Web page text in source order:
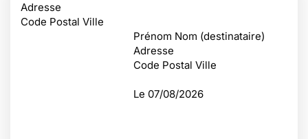
Adresse
Code Postal Ville
Prénom Nom (destinataire)
Adresse
Code Postal Ville
Le 07/08/2026